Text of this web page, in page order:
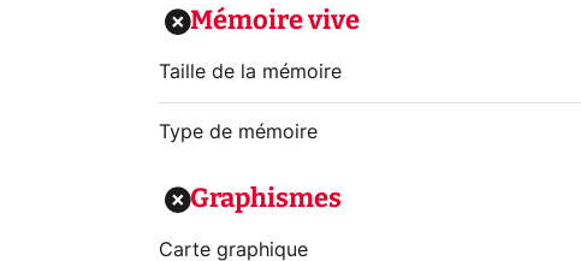
Mémoire vive
Taille de la mémoire
Type de mémoire
Graphismes
Carte graphique